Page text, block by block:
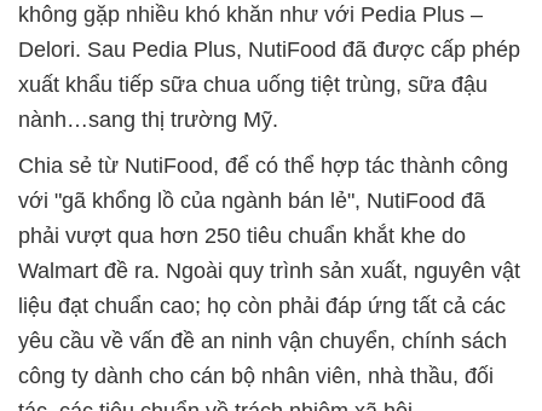
không gặp nhiều khó khăn như với Pedia Plus –
Delori. Sau Pedia Plus, NutiFood đã được cấp phép
xuất khẩu tiếp sữa chua uống tiệt trùng, sữa đậu
nành…sang thị trường Mỹ.
Chia sẻ từ NutiFood, để có thể hợp tác thành công
với "gã khổng lồ của ngành bán lẻ", NutiFood đã
phải vượt qua hơn 250 tiêu chuẩn khắt khe do
Walmart đề ra. Ngoài quy trình sản xuất, nguyên vật
liệu đạt chuẩn cao; họ còn phải đáp ứng tất cả các
yêu cầu về vấn đề an ninh vận chuyển, chính sách
công ty dành cho cán bộ nhân viên, nhà thầu, đối